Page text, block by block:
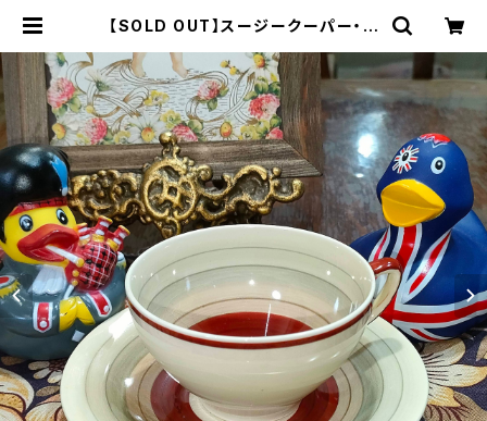
【SOLD OUT】スージークーパー・ウ
8） | Gallery Miko-Nonno：スー
ジークーパー・サルグミンヌなど、アン
ティーク・ライフを提案！